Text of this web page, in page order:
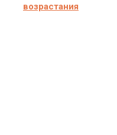
возрастания